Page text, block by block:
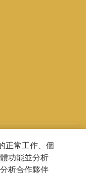
reserved.
正常工作、個
功能並分析
析合作夥伴